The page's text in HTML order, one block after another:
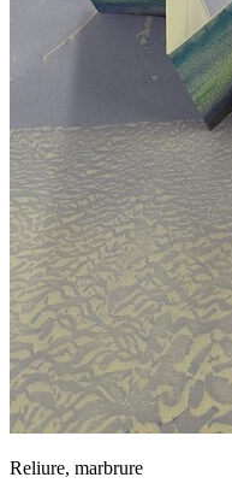
Reliure, marbrure